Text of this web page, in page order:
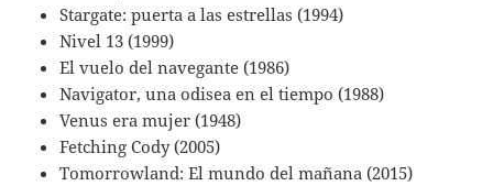
Stargate: puerta a las estrellas (1994)
Nivel 13 (1999)
El vuelo del navegante (1986)
Navigator, una odisea en el tiempo (1988)
Venus era mujer (1948)
Fetching Cody (2005)
Tomorrowland: El mundo del mañana (2015)